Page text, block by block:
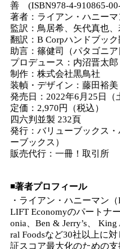
善 (ISBN978-4-910865-
著者：ライアン・ハニー
監訳：鳥居希、矢代真也
翻訳：B Corpハンドブック
助言：篠健司（パタゴニア
プロデュース：内沼晋太郎
制作：株式会社黒鳥社
装幀・デザイン：藤田裕美
発売日：2022年6月25日（
定価：2,970円（税込）
四六判並製 232頁
発行：バリューブックス
ーブックス）
販売代行：一冊！取引所
◾️著者プロフィール
・ライアン・ハニーマン（
LIFT Economyのパートナ
onia、Ben & Jerry’s、
ral Foodsなど30社以上に
証スコア最大化のための